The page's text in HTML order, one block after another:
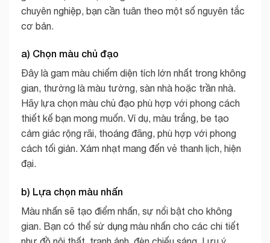
chuyên nghiệp, bạn cần tuân theo một số nguyên tắc
cơ bản.
a) Chọn màu chủ đạo
Đây là gam màu chiếm diện tích lớn nhất trong không
gian, thường là màu tường, sàn nhà hoặc trần nhà.
Hãy lựa chọn màu chủ đạo phù hợp với phong cách
thiết kế bạn mong muốn. Ví dụ, màu trắng, be tạo
cảm giác rộng rãi, thoáng đãng, phù hợp với phong
cách tối giản. Xám nhạt mang đến vẻ thanh lịch, hiện
đại.
b) Lựa chọn màu nhấn
Màu nhấn sẽ tạo điểm nhấn, sự nổi bật cho không
gian. Bạn có thể sử dụng màu nhấn cho các chi tiết